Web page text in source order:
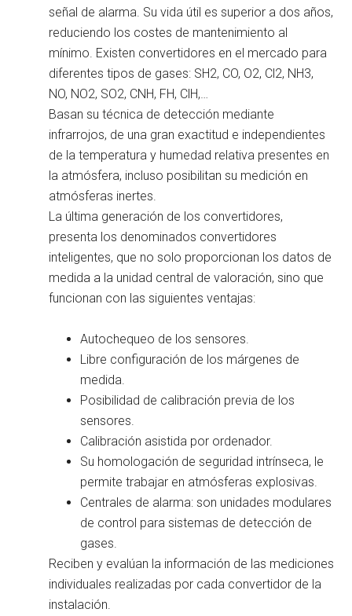
señal de alarma. Su vida útil es superior a dos años,
reduciendo los costes de mantenimiento al
mínimo. Existen convertidores en el mercado para
diferentes tipos de gases: SH2, CO, O2, Cl2, NH3,
NO, NO2, SO2, CNH, FH, ClH,…
Basan su técnica de detección mediante
infrarrojos, de una gran exactitud e independientes
de la temperatura y humedad relativa presentes en
la atmósfera, incluso posibilitan su medición en
atmósferas inertes.
La última generación de los convertidores,
presenta los denominados convertidores
inteligentes, que no solo proporcionan los datos de
medida a la unidad central de valoración, sino que
funcionan con las siguientes ventajas:
Autochequeo de los sensores.
Libre configuración de los márgenes de
medida.
Posibilidad de calibración previa de los
sensores.
Calibración asistida por ordenador.
Su homologación de seguridad intrínseca, le
permite trabajar en atmósferas explosivas.
Centrales de alarma: son unidades modulares
de control para sistemas de detección de
gases.
Reciben y evalúan la información de las mediciones
individuales realizadas por cada convertidor de la
instalación.